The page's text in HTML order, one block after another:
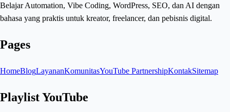
Belajar Automation, Vibe Coding, WordPress, SEO, dan AI dengan
bahasa yang praktis untuk kreator, freelancer, dan pebisnis digital.
Pages
HomeBlogLayananKomunitasYouTube PartnershipKontakSitemap
Playlist YouTube